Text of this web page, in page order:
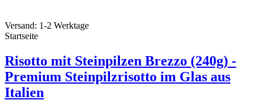
Versand: 1-2 Werktage
Startseite
Risotto mit Steinpilzen Brezzo (240g) -
Premium Steinpilzrisotto im Glas aus
Italien